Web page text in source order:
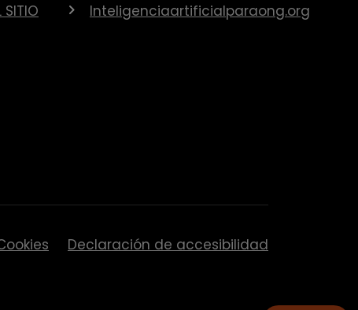
SITIO
Inteligenciaartificialparaong.org
Declaración de accesibilidad